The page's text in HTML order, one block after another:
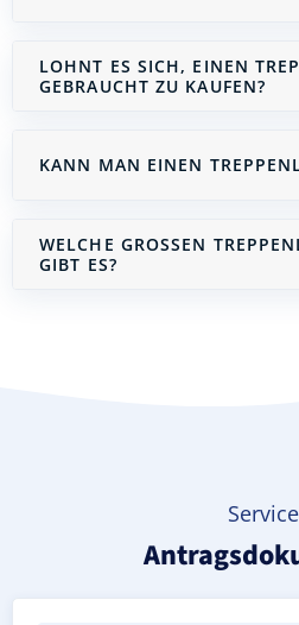
LOHNT ES SICH, EINEN
GEBRAUCHT ZU KAUFEN?
KANN MAN EINEN
WELCHE GROSSEN
IBT ES?